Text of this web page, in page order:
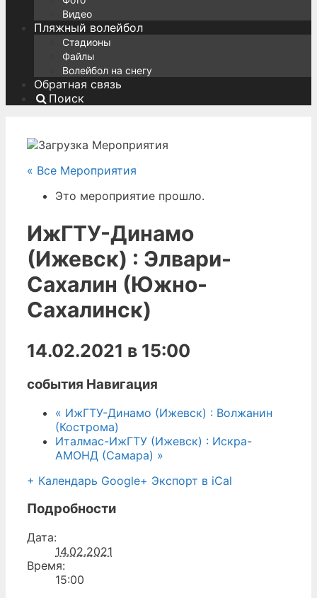
Видео
Пляжный волейбол
Стадионы
Файлы
Волейбол на снегу
Обратная связь
Поиск
« Все Мероприятия
Это мероприятие прошло.
ИжГТУ-Динамо
(Ижевск) : Элвари-
Сахалин (Южно-
Сахалинск)
14.02.2021 в 15:00
события Навигация
« ИжГТУ-Динамо (Ижевск) : Волжанин
(Кострома)
Италмас-ИжГТУ (Ижевск) : Искра-
АМОНД (Самара) »
+ Календарь Google+ Экспорт в iCal
Подробности
Дата:
14.02.2021
Время:
15:00